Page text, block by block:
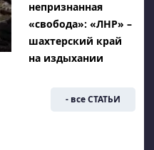
непризнанная
«свобода»: «ЛНР» –
шахтерский край
на издыхании
- все СТАТЬИ